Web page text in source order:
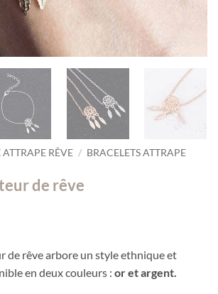
ATTRAPE RÊVE / BRACELETS ATTRAPE
de rêve
de rêve arbore un style ethnique et
en deux couleurs : or et argent.